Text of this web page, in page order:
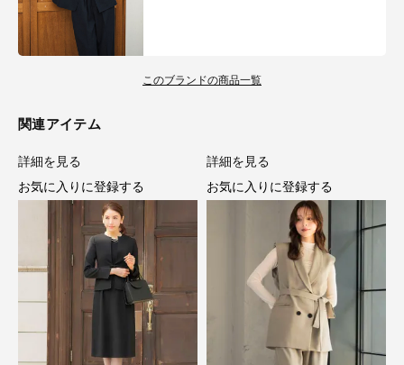
このブランドの商品一覧
関連アイテム
詳細を見る
お気に入りに登録する
詳細を見る
お気に入りに登録する